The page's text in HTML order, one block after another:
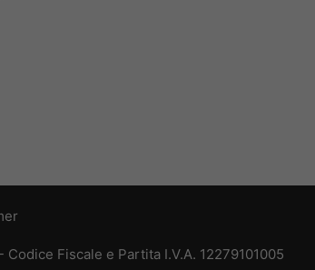
Fiscale e Partita I.V.A. 12279101005